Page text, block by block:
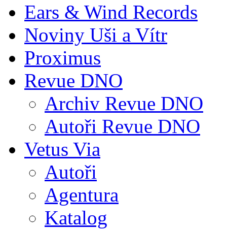
Ears & Wind Records
Noviny Uši a Vítr
Proximus
Revue DNO
Archiv Revue DNO
Autoři Revue DNO
Vetus Via
Autoři
Agentura
Katalog